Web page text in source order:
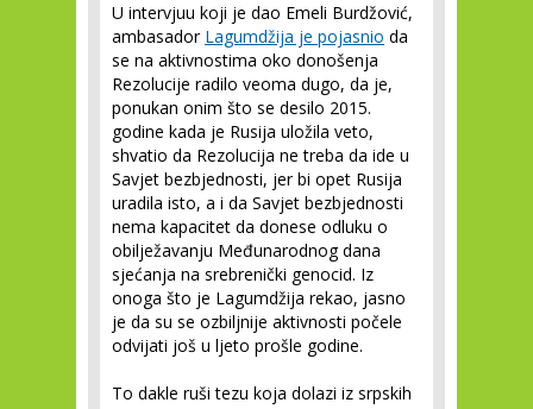
U intervjuu koji je dao Emeli Burdžović,
ambasador Lagumdžija je pojasnio da
se na aktivnostima oko donošenja
Rezolucije radilo veoma dugo, da je,
ponukan onim što se desilo 2015.
godine kada je Rusija uložila veto,
shvatio da Rezolucija ne treba da ide u
Savjet bezbjednosti, jer bi opet Rusija
uradila isto, a i da Savjet bezbjednosti
nema kapacitet da donese odluku o
obilježavanju Međunarodnog dana
sjećanja na srebrenički genocid. Iz
onoga što je Lagumdžija rekao, jasno
je da su se ozbiljnije aktivnosti počele
odvijati još u ljeto prošle godine.
To dakle ruši tezu koja dolazi iz srpskih